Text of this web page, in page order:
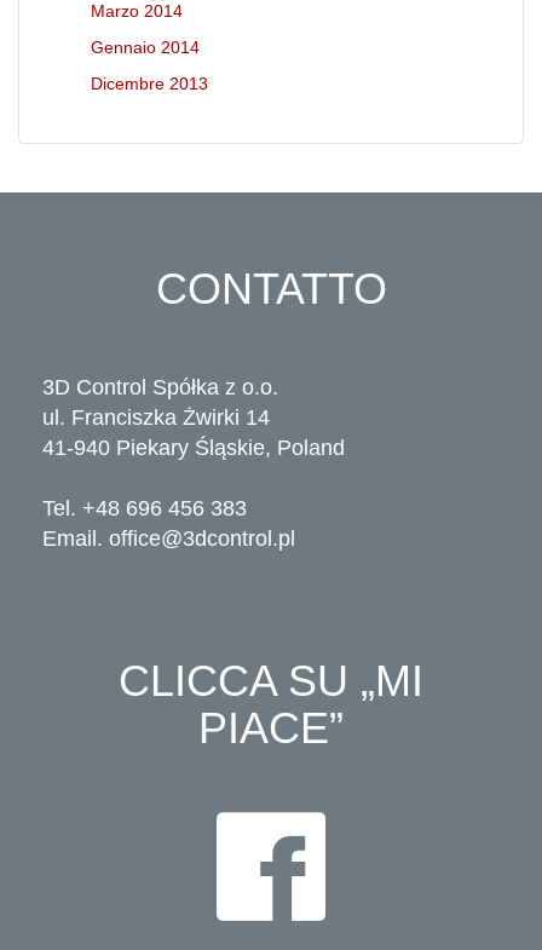
Marzo 2014
Gennaio 2014
Dicembre 2013
CONTATTO
3D Control Spółka z o.o.
ul. Franciszka Żwirki 14
41-940 Piekary Śląskie, Poland
Tel. +48 696 456 383
Email. office@3dcontrol.pl
CLICCA SU „MI
PIACE”